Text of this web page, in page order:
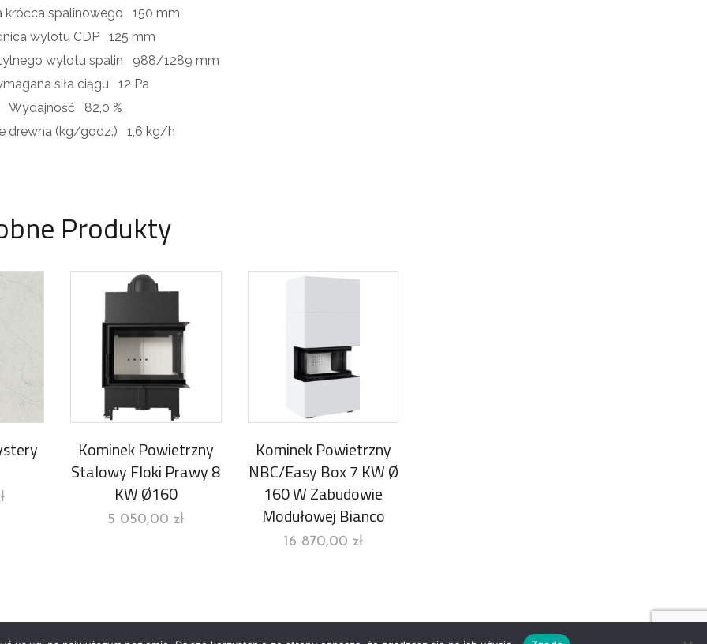
króćca spalinowego 150 mm
wylotu CDP 125 mm
wylotu spalin 988/1289 mm
siła ciągu 12 Pa
Wydajność 82,0 %
drewna (kg/godz.) 1,6 kg/h
Produkty
Kominek Powietrzny
Stalowy Floki Prawy 8
KW Ø160
5 050,00 zł
Kominek Powietrzny
NBC/Easy Box 7 KW Ø
160 W Zabudowie
Modułowej Bianco
16 870,00 zł